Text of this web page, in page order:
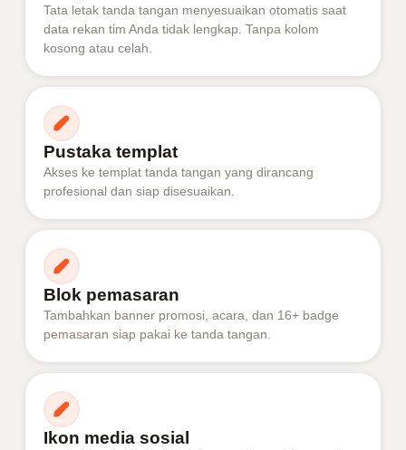
Tata letak tanda tangan menyesuaikan otomatis saat
data rekan tim Anda tidak lengkap. Tanpa kolom
kosong atau celah.
Pustaka templat
Akses ke templat tanda tangan yang dirancang
profesional dan siap disesuaikan.
Blok pemasaran
Tambahkan banner promosi, acara, dan 16+ badge
pemasaran siap pakai ke tanda tangan.
Ikon media sosial